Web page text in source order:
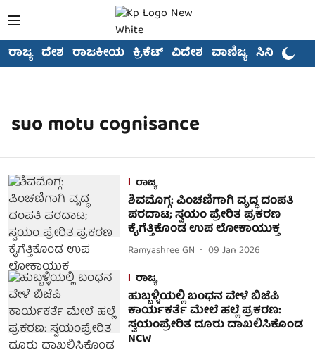
ರಾಜ್ಯ ದೇಶ ರಾಜಕೀಯ ಕ್ರಿಕೆಟ್ ವಿದೇಶ ವಾಣಿಜ್ಯ ಸಿನಿಮಾ
suo motu cognisance
ರಾಜ್ಯ
ಶಿವಮೊಗ್ಗ: ಪಿಂಚಣಿಗಾಗಿ ವೃದ್ಧ ದಂಪತಿ
ಪರದಾಟ; ಸ್ವಯಂ ಪ್ರೇರಿತ ಪ್ರಕರಣ
ಕೈಗೆತ್ತಿಕೊಂಡ ಉಪ ಲೋಕಾಯುಕ್ತ
Ramyashree GN
09 Jan 2026
ರಾಜ್ಯ
ಹುಬ್ಬಳ್ಳಿಯಲ್ಲಿ ಬಂಧನ ವೇಳೆ ಬಿಜೆಪಿ
ಕಾರ್ಯಕರ್ತೆ ಮೇಲೆ ಹಲ್ಲೆ ಪ್ರಕರಣ:
ಸ್ವಯಂಪ್ರೇರಿತ ದೂರು ದಾಖಲಿಸಿಕೊಂಡ
NCW